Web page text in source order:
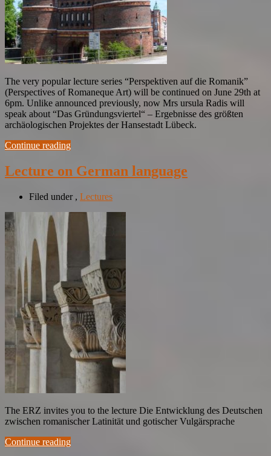
The very popular lecture series “Perspektiven auf die Romanik”
(Perspectives of Romaneque Art) will be continued on June 29th at
6pm. Unlike announced previously, now Mrs ursula Radis will
speak about “Das Gründungsviertel“ – Ergebnisse des größten
archäologischen Projektes der Hansestadt Lübeck.
Continue reading
Lecture on German language
Filed under , Lectures
The ERZ invites you to the lecture Die Entwicklung des Deutschen
zwischen romanischer Latinität und gotischer Vulgärsprache
Continue reading